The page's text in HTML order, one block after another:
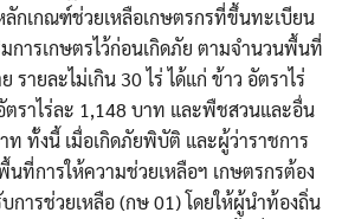
กเกณฑ์ช่วยเหลือเกษตรกรที่ขึ้นทะเบียน
การเกษตรไว้ก่อนเกิดภัย ตามจำนวนพื้นที่
รายละไม่เกิน 30 ไร่ ได้แก่ ข้าว อัตราไร่
ราไร่ละ 1,148 บาท และพืชสวนและอื่น
ท ทั้งนี้ เมื่อเกิดภัยพิบัติ และผู้ว่าราชการ
ที่การให้ความช่วยเหลือฯ เกษตรกรต้อง
การช่วยเหลือ (กษ 01) โดยให้ผู้นำท้องถิ่น